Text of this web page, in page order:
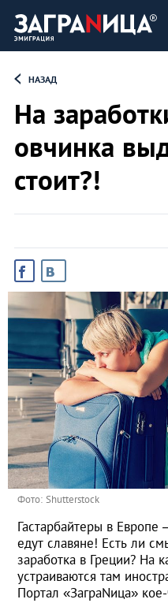
НАЗАД
На
овчинка
стоит?!
Фото: Shutterstock
Гастарбайтеры в
едут славяне! Есть ли
заработка в Греции? На
устраиваются там
Портал «ЗаграNица»